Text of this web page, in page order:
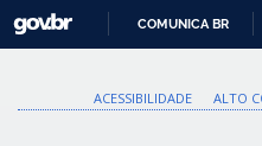
GOVBR
COMUNICA BR
ACESSIBILIDADE
ALTO